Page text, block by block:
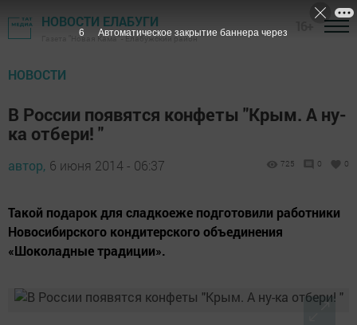
НОВОСТИ ЕЛАБУГИ
Газета "Новая Кама" - Елабужский район
НОВОСТИ
В России появятся конфеты "Крым. А ну-
ка отбери! "
автор, 6 июня 2014 - 06:37 725 0 0
Такой подарок для сладкоеже подготовили работники
Новосибирского кондитерского объединения
«Шоколадные традиции».
5 Автоматическое закрытие баннера через